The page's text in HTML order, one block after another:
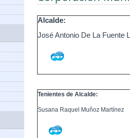
Alcalde:
José Antonio De La Fuente
Tenientes de Alcalde:
Susana Raquel Muñoz Martínez